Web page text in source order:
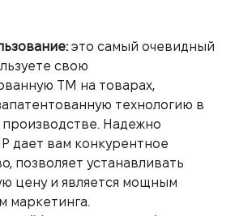
это самый очевидный
свою
ТМ на товарах,
технологию в
Надежно
дает вам конкурентное
позволяет устанавливать
цену и является мощным
маркетинга.